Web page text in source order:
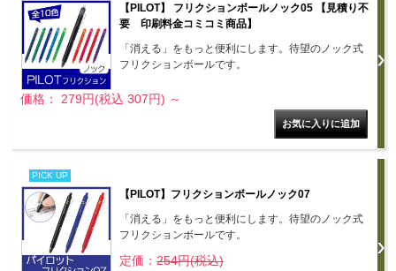
【PILOT】 フリクションボールノック05 【見積り不
要 印刷料金コミコミ商品】
「消える」をもっと便利にします。待望のノック式
フリクションボールです。
価格： 279円(税込 307円) ～
PICK UP
【PILOT】フリクションボールノック07
「消える」をもっと便利にします。待望のノック式
フリクションボールです。
定価： 254円(税込)